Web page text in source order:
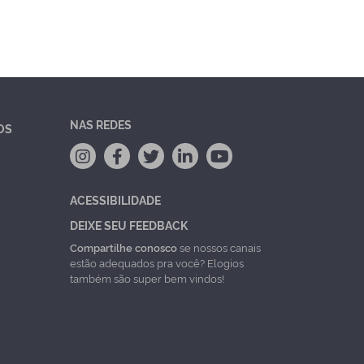
NAS REDES
ACESSIBILIDADE
DEIXE SEU FEEDBACK
Compartilhe conoscose nossos canais
estão adequados pra você? Elogios
também são super bem vindos!